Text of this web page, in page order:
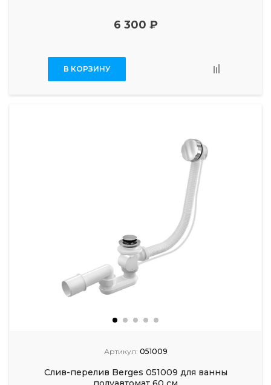
6 300 ₽
В КОРЗИНУ
Артикул: 051009
Слив-перелив Berges 051009 для ванны